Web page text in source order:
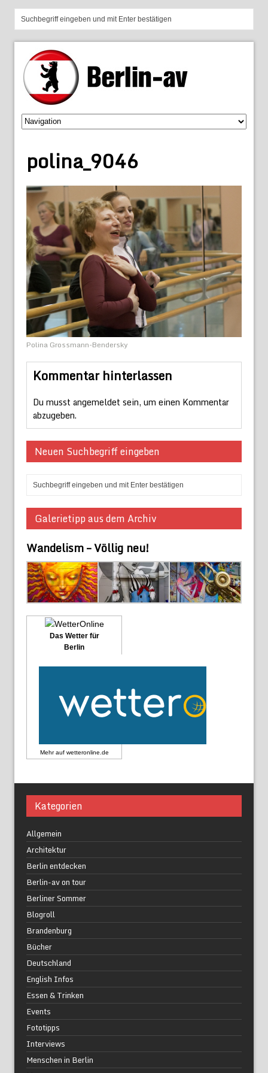
polina_9046
Polina Grossmann-Bendersky
Kommentar hinterlassen
Du musst angemeldet sein, um einen Kommentar
abzugeben.
Neuen Suchbegriff eingeben
Galerietipp aus dem Archiv
Wandelism – Völlig neu!
Das Wetter für
Berlin
Mehr auf wetteronline.de
Kategorien
Allgemein
Architektur
Berlin entdecken
Berlin-av on tour
Berliner Sommer
Blogroll
Brandenburg
Bücher
Deutschland
English Infos
Essen & Trinken
Events
Fototipps
Interviews
Menschen in Berlin